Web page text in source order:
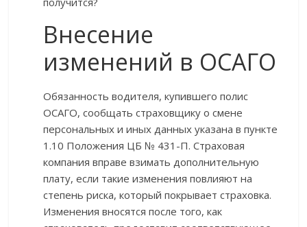
Внесение
изменений в ОСАГО
Обязанность водителя, купившего полис
ОСАГО, сообщать страховщику о смене
персональных и иных данных указана в пункте
1.10 Положения ЦБ № 431-П. Страховая
компания вправе взимать дополнительную
плату, если такие изменения повлияют на
степень риска, который покрывает страховка.
Изменения вносятся после того, как